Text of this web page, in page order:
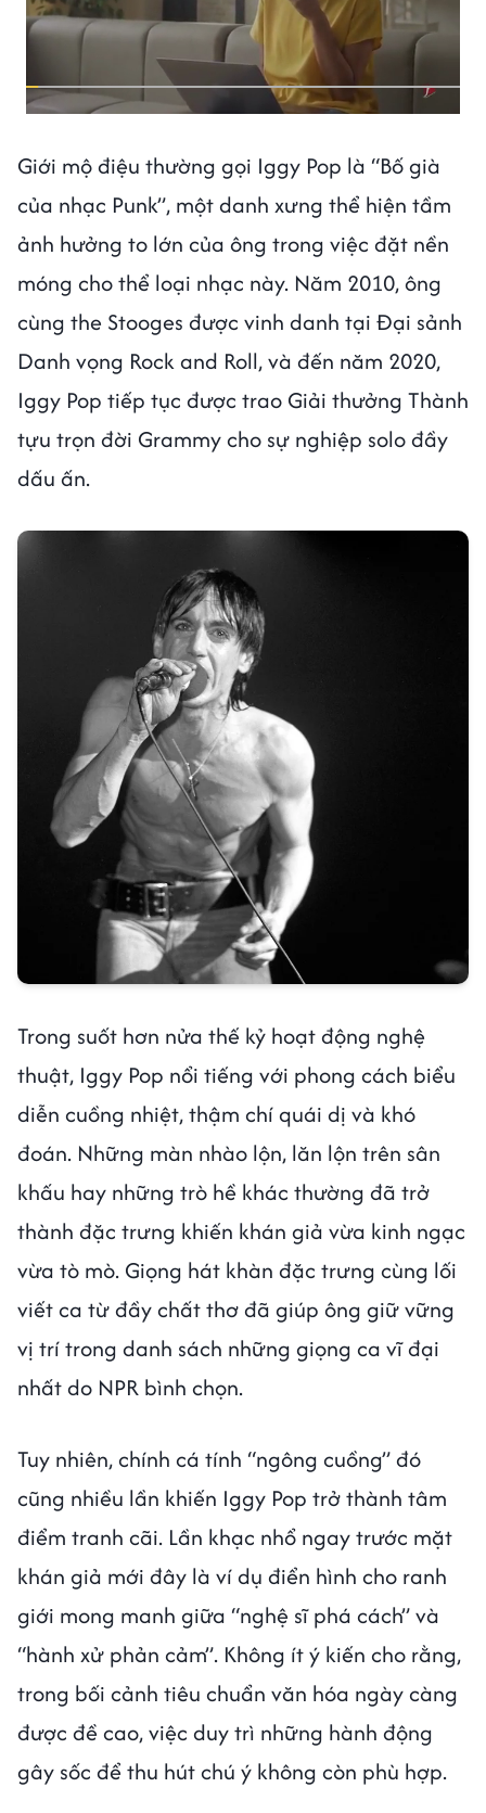
Giới mộ điệu thường gọi Iggy Pop là “Bố già
của nhạc Punk”, một danh xưng thể hiện tầm
ảnh hưởng to lớn của ông trong việc đặt nền
móng cho thể loại nhạc này. Năm 2010, ông
cùng the Stooges được vinh danh tại Đại sảnh
Danh vọng Rock and Roll, và đến năm 2020,
Iggy Pop tiếp tục được trao Giải thưởng Thành
tựu trọn đời Grammy cho sự nghiệp solo đầy
dấu ấn.
Trong suốt hơn nửa thế kỷ hoạt động nghệ
thuật, Iggy Pop nổi tiếng với phong cách biểu
diễn cuồng nhiệt, thậm chí quái dị và khó
đoán. Những màn nhào lộn, lăn lộn trên sân
khấu hay những trò hề khác thường đã trở
thành đặc trưng khiến khán giả vừa kinh ngạc
vừa tò mò. Giọng hát khàn đặc trưng cùng lối
viết ca từ đầy chất thơ đã giúp ông giữ vững
vị trí trong danh sách những giọng ca vĩ đại
nhất do NPR bình chọn.
Tuy nhiên, chính cá tính “ngông cuồng” đó
cũng nhiều lần khiến Iggy Pop trở thành tâm
điểm tranh cãi. Lần khạc nhổ ngay trước mặt
khán giả mới đây là ví dụ điển hình cho ranh
giới mong manh giữa “nghệ sĩ phá cách” và
“hành xử phản cảm”. Không ít ý kiến cho rằng,
trong bối cảnh tiêu chuẩn văn hóa ngày càng
được đề cao, việc duy trì những hành động
gây sốc để thu hút chú ý không còn phù hợp.